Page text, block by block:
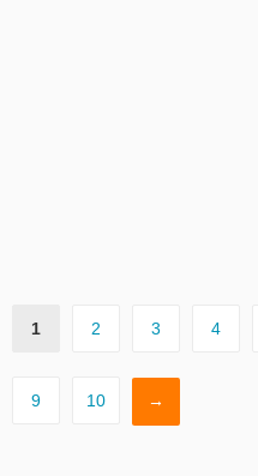
1 2 3 4
9 10 →